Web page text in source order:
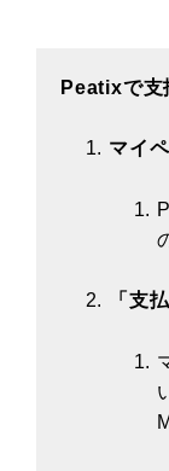
Peatixで支
マイ
「支